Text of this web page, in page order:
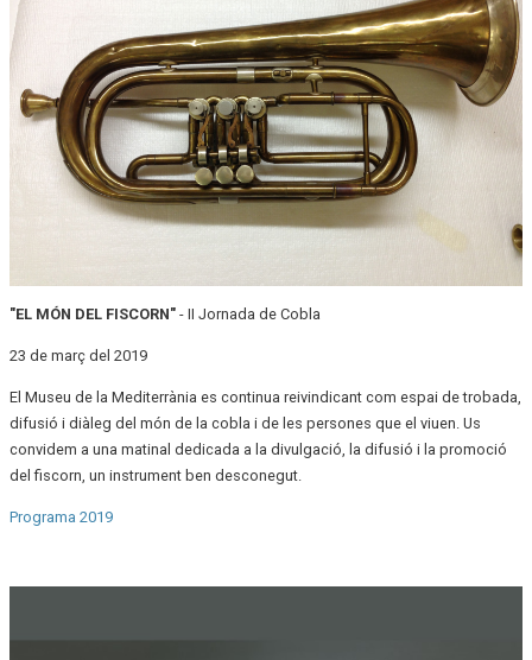
"EL MÓN DEL FISCORN" - II Jornada de Cobla
23 de març del 2019
El Museu de la Mediterrània es continua reivindicant com espai de trobada,
difusió i diàleg del món de la cobla i de les persones que el viuen. Us
convidem a una matinal dedicada a la divulgació, la difusió i la promoció
del fiscorn, un instrument ben desconegut.
Programa 2019